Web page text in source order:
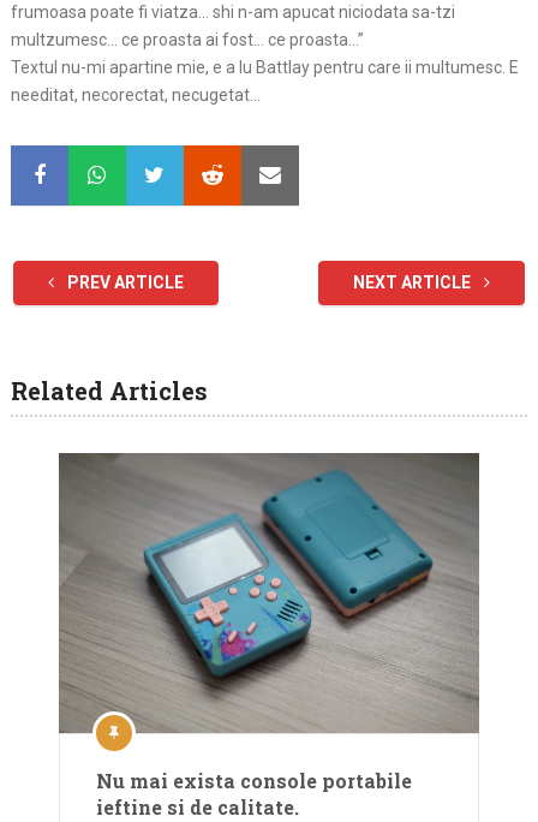
frumoasa poate fi viatza… shi n-am apucat niciodata sa-tzi
multzumesc… ce proasta ai fost… ce proasta…”
Textul nu-mi apartine mie, e a lu Battlay pentru care ii multumesc. E
needitat, necorectat, necugetat…
PREV ARTICLE NEXT ARTICLE
Related Articles
Nu mai exista console portabile
ieftine si de calitate.